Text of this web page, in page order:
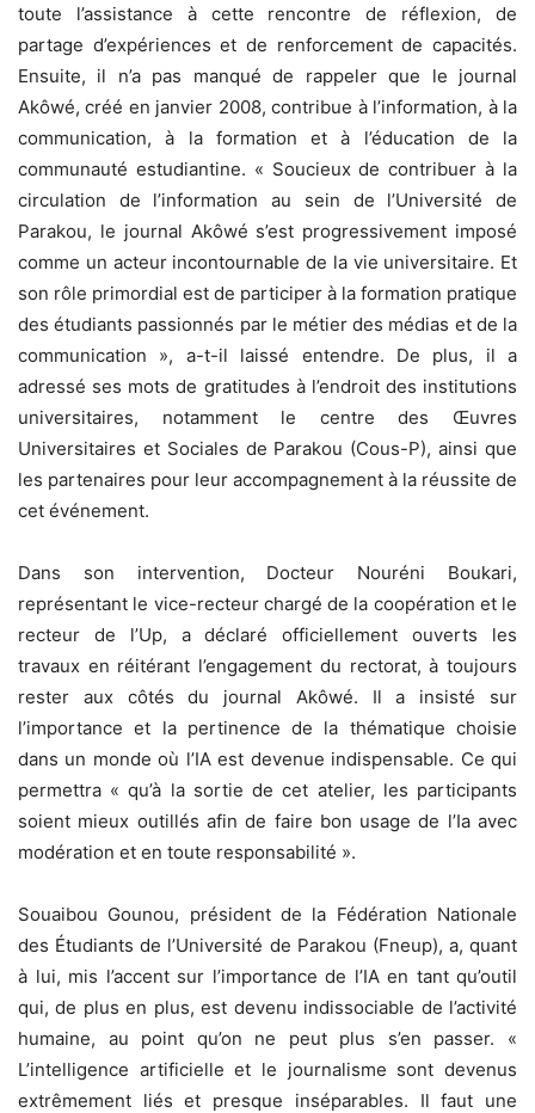
toute l’assistance à cette rencontre de réflexion, de
partage d’expériences et de renforcement de capacités.
Ensuite, il n’a pas manqué de rappeler que le journal
Akôwé, créé en janvier 2008, contribue à l’information, à la
communication, à la formation et à l’éducation de la
communauté estudiantine. « Soucieux de contribuer à la
circulation de l’information au sein de l’Université de
Parakou, le journal Akôwé s’est progressivement imposé
comme un acteur incontournable de la vie universitaire. Et
son rôle primordial est de participer à la formation pratique
des étudiants passionnés par le métier des médias et de la
communication », a-t-il laissé entendre. De plus, il a
adressé ses mots de gratitudes à l’endroit des institutions
universitaires, notamment le centre des Œuvres
Universitaires et Sociales de Parakou (Cous-P), ainsi que
les partenaires pour leur accompagnement à la réussite de
cet événement.
Dans son intervention, Docteur Nouréni Boukari,
représentant le vice-recteur chargé de la coopération et le
recteur de l’Up, a déclaré officiellement ouverts les
travaux en réitérant l’engagement du rectorat, à toujours
rester aux côtés du journal Akôwé. Il a insisté sur
l’importance et la pertinence de la thématique choisie
dans un monde où l’IA est devenue indispensable. Ce qui
permettra « qu’à la sortie de cet atelier, les participants
soient mieux outillés afin de faire bon usage de l’Ia avec
modération et en toute responsabilité ».
Souaibou Gounou, président de la Fédération Nationale
des Étudiants de l’Université de Parakou (Fneup), a, quant
à lui, mis l’accent sur l’importance de l’IA en tant qu’outil
qui, de plus en plus, est devenu indissociable de l’activité
humaine, au point qu’on ne peut plus s’en passer. «
L’intelligence artificielle et le journalisme sont devenus
extrêmement liés et presque inséparables. Il faut une